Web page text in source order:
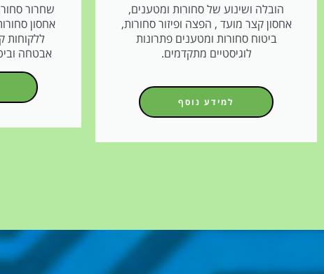
הובלה ושינוע של סחורות ומטענים,
אחסון קצר מועד , הפצה ופיזור סחורות,
ביטוח סחורות ומטענים פתרונות
לוגיסטיים מתקדמים.
למידע נוסף
שחרור
אחסון
ללקוחות
אבטחה